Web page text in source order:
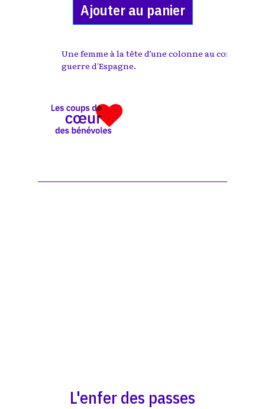
Ajouter au panier
Une femme à la tête d’une colonne au combat
guerre d'Espagne.
L'enfer des passes